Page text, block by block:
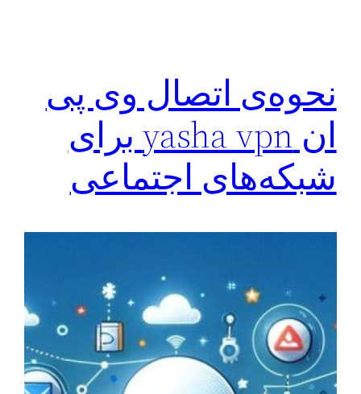
نحوه‌ی اتصال وی پی
ان yasha vpn برای
شبکه‌های اجتماعی